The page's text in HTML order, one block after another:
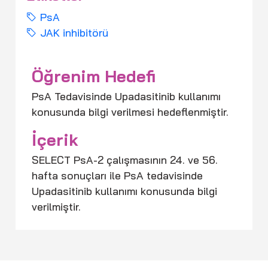
PsA
JAK inhibitörü
Öğrenim Hedefi
PsA Tedavisinde Upadasitinib kullanımı
konusunda bilgi verilmesi hedeflenmiştir.
İçerik
SELECT PsA-2 çalışmasının 24. ve 56.
hafta sonuçları ile PsA tedavisinde
Upadasitinib kullanımı konusunda bilgi
verilmiştir.